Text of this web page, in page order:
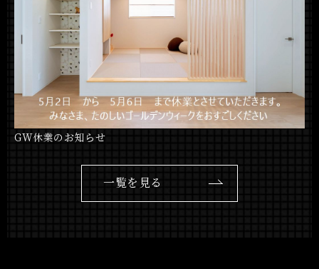
GW休業のお知らせ
一覧を見る